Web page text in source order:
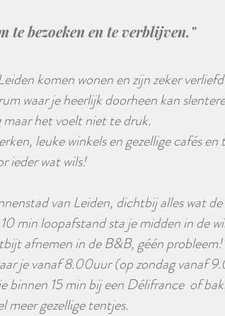
te bezoeken en te verblijven."
komen wonen en zijn zeker
waar je heerlijk doorheen kan
het voelt niet te druk.
leuke winkels en gezellige cafés en
ieder wat wils!
van Leiden, dichtbij alles wat
min loopafstand sta je midden in de
afnemen in de B&B, géén
je vanaf 8.00uur (op zondag vanaf
binnen 15 min bij een Délifrance of
meer gezellige tentjes.